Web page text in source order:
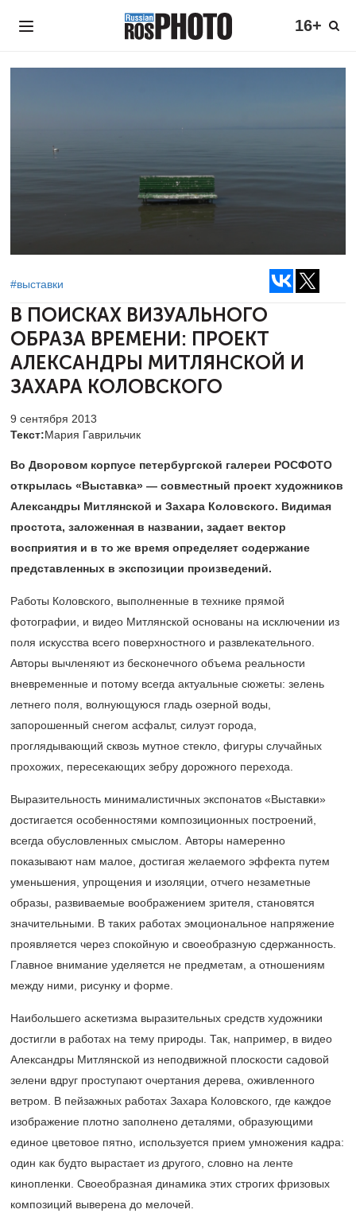
16+
#выставки
В ПОИСКАХ ВИЗУАЛЬНОГО
ОБРАЗА ВРЕМЕНИ: ПРОЕКТ
АЛЕКСАНДРЫ МИТЛЯНСКОЙ И
ЗАХАРА КОЛОВСКОГО
9 сентября 2013
Текст:Мария Гаврильчик
Во Дворовом корпусе петербургской галереи РОСФОТО
открылась «Выставка» — совместный проект художников
Александры Митлянской и Захара Коловского. Видимая
простота, заложенная в названии, задает вектор
восприятия и в то же время определяет содержание
представленных в экспозиции произведений.
Работы Коловского, выполненные в технике прямой
фотографии, и видео Митлянской основаны на исключении из
поля искусства всего поверхностного и развлекательного.
Авторы вычленяют из бесконечного объема реальности
вневременные и потому всегда актуальные сюжеты: зелень
летнего поля, волнующуюся гладь озерной воды,
запорошенный снегом асфальт, силуэт города,
проглядывающий сквозь мутное стекло, фигуры случайных
прохожих, пересекающих зебру дорожного перехода.
Выразительность минималистичных экспонатов «Выставки»
достигается особенностями композиционных построений,
всегда обусловленных смыслом. Авторы намеренно
показывают нам малое, достигая желаемого эффекта путем
уменьшения, упрощения и изоляции, отчего незаметные
образы, развиваемые воображением зрителя, становятся
значительными. В таких работах эмоциональное напряжение
проявляется через спокойную и своеобразную сдержанность.
Главное внимание уделяется не предметам, а отношениям
между ними, рисунку и форме.
Наибольшего аскетизма выразительных средств художники
достигли в работах на тему природы. Так, например, в видео
Александры Митлянской из неподвижной плоскости садовой
зелени вдруг проступают очертания дерева, оживленного
ветром. В пейзажных работах Захара Коловского, где каждое
изображение плотно заполнено деталями, образующими
единое цветовое пятно, используется прием умножения кадра:
один как будто вырастает из другого, словно на ленте
кинопленки. Своеобразная динамика этих строгих фризовых
композиций выверена до мелочей.